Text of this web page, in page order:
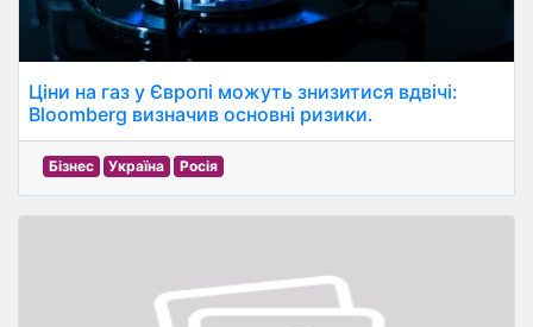
Ціни на газ у Європі можуть знизитися вдвічі:
Bloomberg визначив основні ризики.
Бізнес Україна Росія